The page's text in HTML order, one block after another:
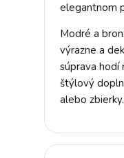
elegantnom
Modré a
výrazne a
súprava hodí
štýlový
alebo zbierky.